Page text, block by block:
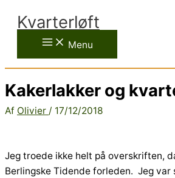
indholdet
Kvarterløft
Menu
Kakerlakker og
Af Olivier / 17/12/2018
Jeg troede ikke helt på overskriften,
Berlingske Tidende forleden. Jeg var